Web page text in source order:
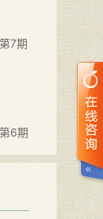
7期
6期